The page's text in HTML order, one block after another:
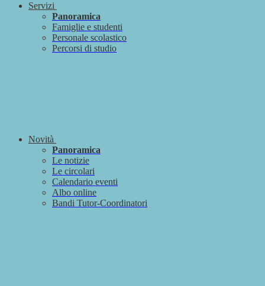
Servizi
Panoramica
Famiglie e studenti
Personale scolastico
Percorsi di studio
Novità
Panoramica
Le notizie
Le circolari
Calendario eventi
Albo online
Bandi Tutor-Coordinatori